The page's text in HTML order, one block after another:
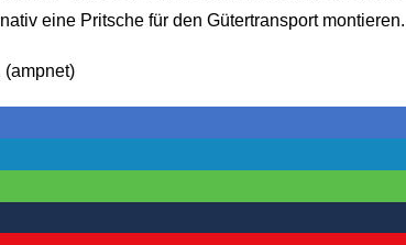
eine Pritsche für den Gütertransport montieren.
(ampnet)